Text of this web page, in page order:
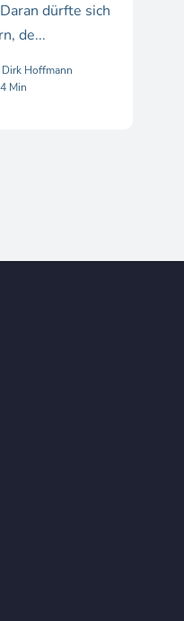
dürfte sich
de...
Hoffmann
4 Min